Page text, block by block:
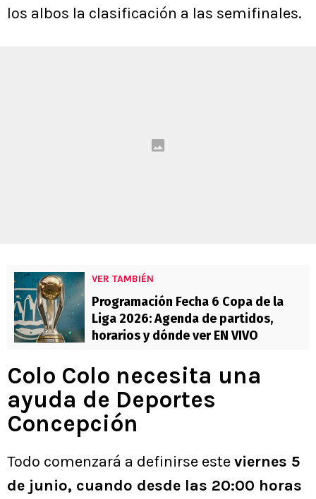
los albos la clasificación a las semifinales.
VER TAMBIÉN
Programación Fecha 6 Copa de la
Liga 2026: Agenda de partidos,
horarios y dónde ver EN VIVO
Colo Colo necesita una
ayuda de Deportes
Concepción
Todo comenzará a definirse esteviernes 5
de junio, cuando desde las 20:00 horas